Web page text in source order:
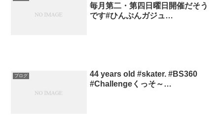
毎月第二・第四日曜日開催だそう
です#ひんぷんガジュ…
ブログ
44 years old #skater. #BS360
#Challengeくっそ～…